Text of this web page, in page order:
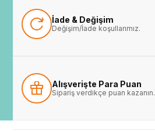
İade & Değişim
Değişim/İade koşullarımız.
Alışverişte Para Puan
Sipariş verdikçe puan kazanın.